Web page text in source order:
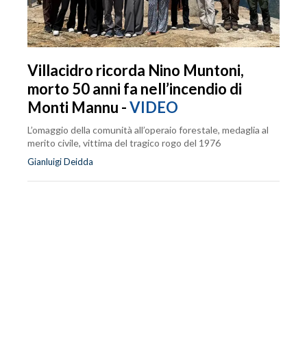
Villacidro ricorda Nino Muntoni,
morto 50 anni fa nell’incendio di
Monti Mannu -VIDEO
L’omaggio della comunità all’operaio forestale, medaglia al
merito civile, vittima del tragico rogo del 1976
Gianluigi Deidda